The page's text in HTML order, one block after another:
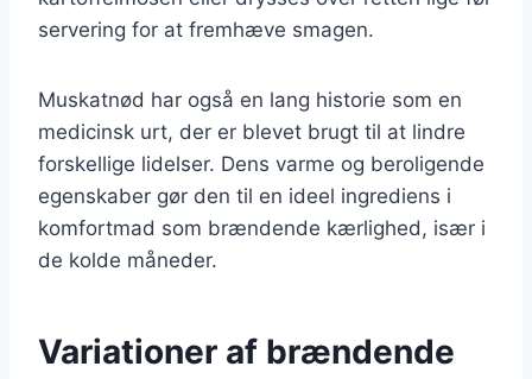
servering for at fremhæve smagen.
Muskatnød har også en lang historie som en
medicinsk urt, der er blevet brugt til at lindre
forskellige lidelser. Dens varme og beroligende
egenskaber gør den til en ideel ingrediens i
komfortmad som brændende kærlighed, især i
de kolde måneder.
Variationer af brændende